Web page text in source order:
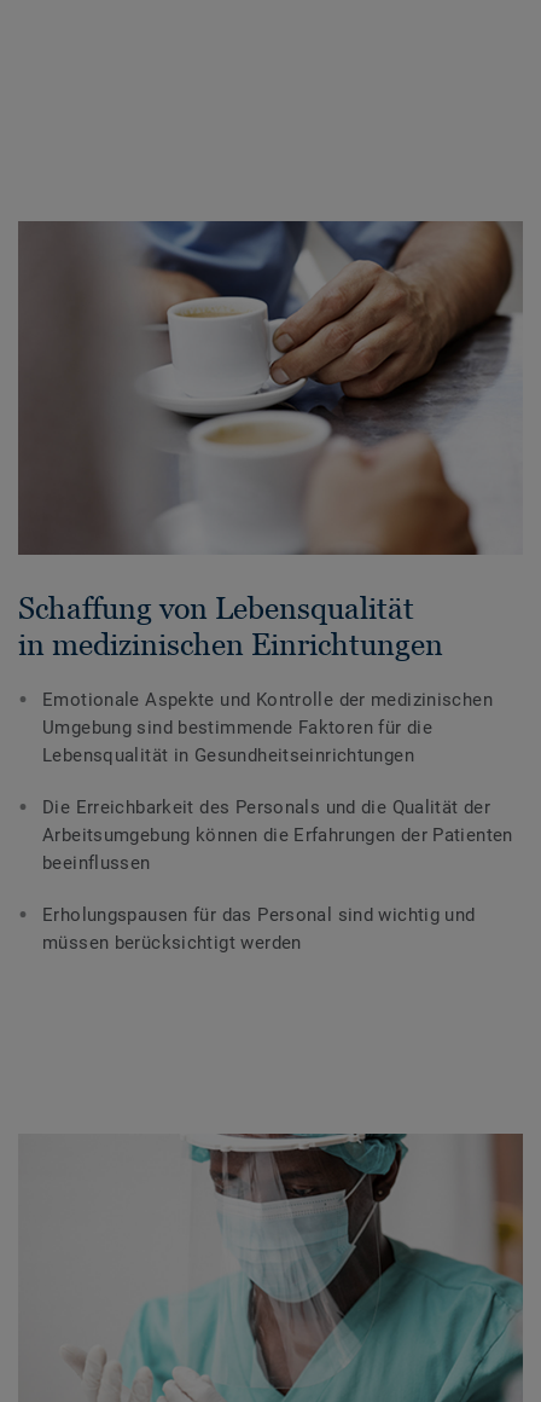
Schaffung von Lebensqualität
in medizinischen Einrichtungen
Emotionale Aspekte und Kontrolle der medizinischen
Umgebung sind bestimmende Faktoren für die
Lebensqualität in Gesundheitseinrichtungen
Die Erreichbarkeit des Personals und die Qualität der
Arbeitsumgebung können die Erfahrungen der Patienten
beeinflussen
Erholungspausen für das Personal sind wichtig und
müssen berücksichtigt werden